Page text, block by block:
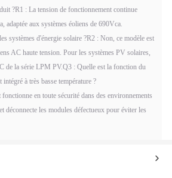
?R1 : La tension de fonctionnement continue
adaptée aux systèmes éoliens de 690Vca.
systèmes d'énergie solaire ?R2 : Non, ce modèle est
AC haute tension. Pour les systèmes PV solaires,
de la série LPM PV.Q3 : Quelle est la fonction du
intégré à très basse température ?
en toute sécurité dans des environnements
déconnecte les modules défectueux pour éviter les